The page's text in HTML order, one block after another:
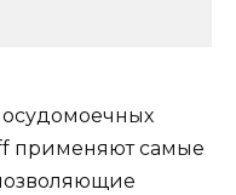
применяют самые